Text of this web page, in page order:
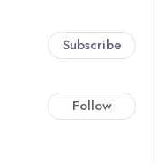
Subscribe
Follow